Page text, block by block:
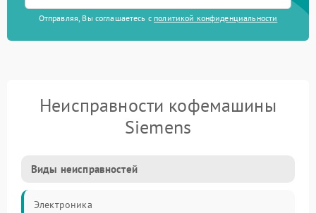
Отправляя, Вы соглашаетесь с политикой конфиденциальности
Неисправности кофемашины
Siemens
Виды неисправностей
Электроника